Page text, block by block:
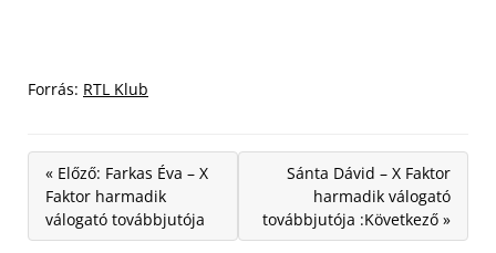
Forrás: RTL Klub
« Előző: Farkas Éva – X
Faktor harmadik
válogató továbbjutója
Sánta Dávid – X Faktor
harmadik válogató
továbbjutója :Következő »